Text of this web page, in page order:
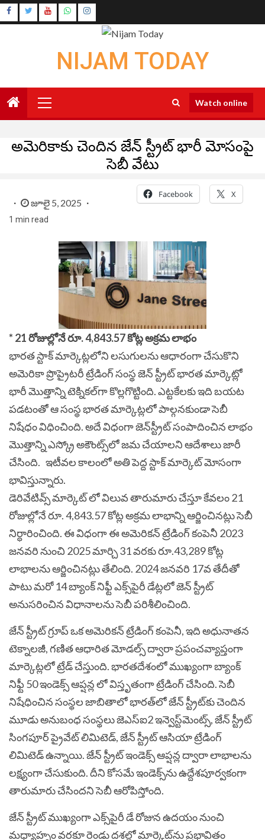
Skip
to
Instagram
NIJAM TODAY
Menu
Watch online
అమెరికాకు చెందిన జేన్ స్ట్రీట్ భారీ మోసంపై
సెబీ వేటు
జూలై 5, 2025
1 min read
Facebook X
* 21 రోజుల్లోనే రూ. 4,843.57 కోట్ల అక్రమ లాభం
భారత స్టాక్‌ మార్కెట్లలోని లసుగులను ఆధారంగా చేసుకొని
అమెరికాప్రొప్రైటరీట్రేడింగ్‌ సంస్థ జెన్‌ స్ట్రీట్‌ భారత మార్కెట్లో
భారీ మొత్తాన్ని టెక్నికల్‌గా కొల్లగొట్టింది. ఎట్టకేలకు ఇది బయట
పడటంతో ఆ సంస్థ భారత మార్కెట్లలో పాల్గనకుండా సెబీ
నిషేధం విధించింది. అదే విధంగా జెన్‌స్ట్రీట్‌ సంపాదించిన లాభం
మొత్తాన్ని ఎస్క్రో అకౌంట్స్‌లో జమ చేయాలని ఆదేశాలు జారీ
చేసింది. ఇటీవల కాలంలో అతి పెద్ద స్టాక్ మార్కెట్ మోసంగా
భావిస్తున్నారు.
డెరివేటివ్స్ మార్కెట్ లో విలువ తారుమారు చేస్తూ కేవలం 21
రోజుల్లోనే రూ. 4,843.57 కోట్ల అక్రమ లాభాన్ని ఆర్జించినట్లు సెబీ
నిర్ధారించింది. ఈ విధంగా ఈ అమెరికన్ ట్రేడింగ్ కంపెనీ 2023
జనవరి నుంచి 2025 మార్చి 31 వరకు రూ.43,289 కోట్ల
లాభాలను ఆర్జించినట్లు తేలింది. 2024 జనవరి 17వ తేదీతో
పాటు మరో 14 బ్యాంక్ నిఫ్టీ ఎక్స్‌పైరీ డేట్లలో జెన్ స్ట్రీట్
అనుసరించిన విధానాలను సెబీ పరిశీలించింది.
జేన్ స్ట్రీట్ గ్రూప్ ఒక అమెరికన్ ట్రేడింగ్ కంపెనీ, ఇది అధునాతన
టెక్నాలజీ, గణిత ఆధారిత మోడల్స్ ద్వారా ప్రపంచవ్యాప్తంగా
మార్కెట్లలో ట్రేడ్ చేస్తుంది. భారతదేశంలో ముఖ్యంగా బ్యాంక్
నిఫ్టీ 50 ఇండెక్స్ ఆప్షన్ల లో విస్తృతంగా ట్రేడింగ్ చేసింది.సెబీ
నిషేధించిన సంస్థల జాబితాలో భారత్‌లో జేన్ స్ట్రీట్‌కు చెందిన
మూడు అనుబంధ సంస్థలు జెఎస్‌ఐ2 ఇన్వెస్ట్‌మెంట్స్, జేన్ స్ట్రీట్
సింగపూర్ ప్రైవేట్ లిమిటెడ్, జేన్ స్ట్రీట్ ఆసియా ట్రేడింగ్
లిమిటెడ్ ఉన్నాయి. జేన్ స్ట్రీట్ ఇండెక్స్ ఆప్షన్ల ద్వారా లాభాలను
లక్ష్యంగా చేసుకుంది. దీని కోసమే ఇండెక్స్‌ను ఉద్దేశపూర్వకంగా
తారుమారు చేసిందని సెబీ ఆరోపిస్తోంది.
జేన్ స్ట్రీట్ ముఖ్యంగా ఎక్స్‌పైరీ డే రోజున ఉదయం నుంచి
మధ్యాహ్నం వరకూ రెండు దశల్లో మార్కెట్‌ను ప్రభావితం